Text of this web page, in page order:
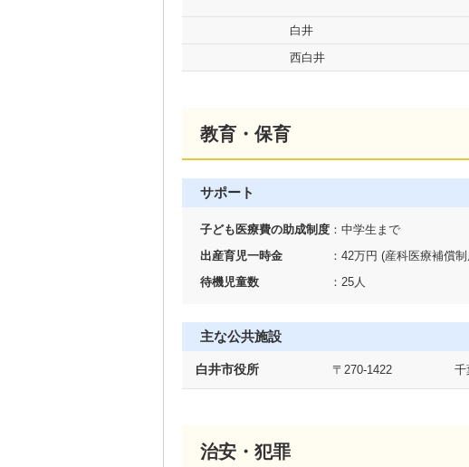
白井
西白井
教育・保育
サポート
子ども医療費の助成制度： 中学生まで
出産育児一時金
： 42万円 (産科医療補償
待機児童数
： 25人
主な公共施設
白井市役所 〒270-1422 千
治安・犯罪